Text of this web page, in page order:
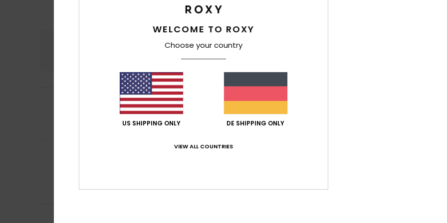
Preis-Leistungs-Verhältnis
Julia29. Juli 2026
Sieht gut aus
Ich empfehle dieses Produkt
Ich empfehle dieses Produkt
WELCOME TO ROXY
Choose your country
US SHIPPING ONLY DE SHIPPING ONLY
VIEW ALL COUNTRIES